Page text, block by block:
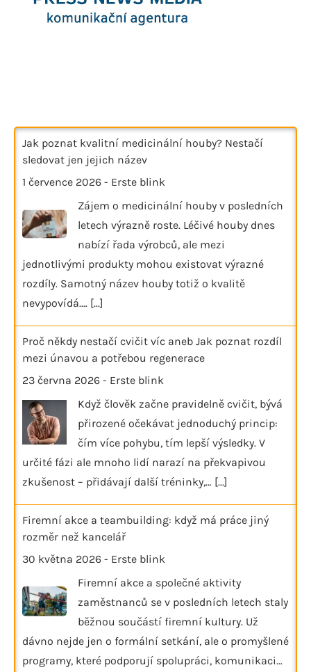
Jak poznat kvalitní medicinální houby? Nestačí
sledovat jen jejich název
1 července 2026 - Erste blink
Zájem o medicinální houby v posledních
letech výrazně roste. Léčivé houby dnes
nabízí řada výrobců, ale mezi
jednotlivými produkty mohou existovat výrazné
rozdíly. Samotný název houby totiž o kvalitě
nevypovídá.… [...]
Proč někdy nestačí cvičit víc aneb Jak poznat rozdíl
mezi únavou a potřebou regenerace
23 června 2026 - Erste blink
Když člověk začne pravidelně cvičit, bývá
přirozené očekávat jednoduchý princip:
čím více pohybu, tím lepší výsledky. V
určité fázi ale mnoho lidí narazí na překvapivou
zkušenost – přidávají další tréninky,… [...]
Firemní akce a teambuilding: když má práce jiný
rozměr než kancelář
30 května 2026 - Erste blink
Firemní akce a společné aktivity
zaměstnanců se v posledních letech staly
běžnou součástí firemní kultury. Už
dávno nejde jen o formální setkání, ale o promyšlené
programy, které podporují spolupráci, komunikaci…